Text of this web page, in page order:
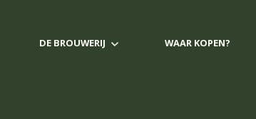
DE BROUWERIJ WAAR KOPEN?